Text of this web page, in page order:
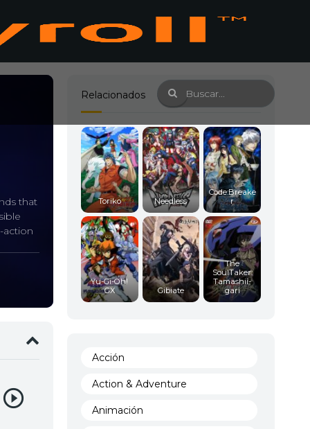
that
action
Relacionados
Toriko Needless
Code:Breake
r
Yu-Gi-Oh!
GX
Gibiate
The
SoulTaker:
Tamashii-
gari
Acción
Action & Adventure
Animación